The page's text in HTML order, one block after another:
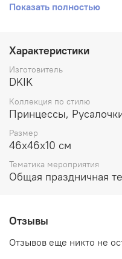
потолку или на дерево.
одна из которых
для игры в маленьких
Показать полностью
Характеристики
Изготовитель
DKIK
Коллекция по стилю
Принцессы,
Размер
46х46х10 см
Тематика мероприятия
Общая праздничная
Отзывы
Отзывов еще никто не